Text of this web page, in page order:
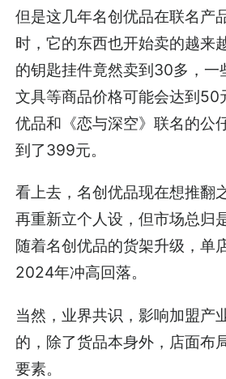
但是这几年名创优品在联名产
时，它的东西也开始卖的越来
的钥匙挂件竟然卖到30多，一
文具等商品价格可能会达到50
优品和《恋与深空》联名的公
到了399元。
看上去，名创优品现在想推翻
再重新立个人设，但市场总归
随着名创优品的货架升级，单
2024年冲高回落。
当然，业界共识，影响加盟产
的，除了货品本身外，店面布
要素。